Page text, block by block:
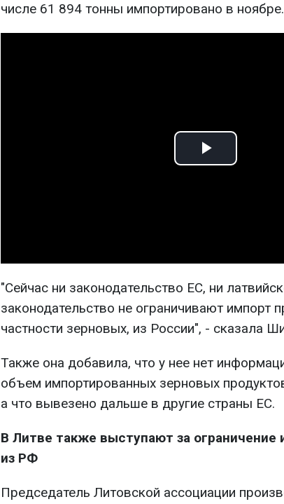
числе 61 894 тонны импортировано в ноябре.
Play
"Сейчас ни законодательство ЕС, ни
законодательство не ограничивают импорт
частности зерновых, из России", - сказала
Также она добавила, что у нее нет
объем импортированных зерновых
а что вывезено дальше в другие страны ЕС.
В Литве также выступают за ограничение
из РФ
Председатель Литовской ассоциации